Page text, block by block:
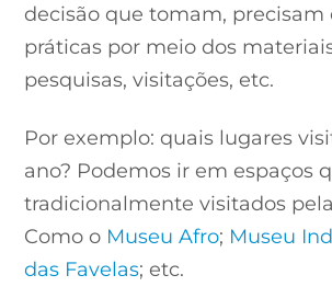
decisão que tomam,
práticas por meio dos
pesquisas, visitações, etc.
Por exemplo: quais lugares
ano? Podemos ir em espaços
tradicionalmente visitados
Como o Museu Afro; Museu
das Favelas; etc.